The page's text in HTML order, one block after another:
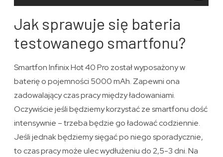
Jak sprawuje się bateria
testowanego smartfonu?
Smartfon Infinix Hot 40 Pro został wyposażony w
baterię o pojemności 5000 mAh. Zapewni ona
zadowalający czas pracy między ładowaniami.
Oczywiście jeśli będziemy korzystać ze smartfonu dość
intensywnie – trzeba będzie go ładować codziennie.
Jeśli jednak będziemy sięgać po niego sporadycznie,
to czas pracy może ulec wydłużeniu do 2,5-3 dni. Na